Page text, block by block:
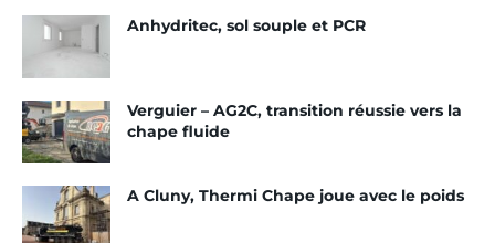
Anhydritec, sol souple et PCR
Verguier – AG2C, transition réussie vers la
chape fluide
A Cluny, Thermi Chape joue avec le poids